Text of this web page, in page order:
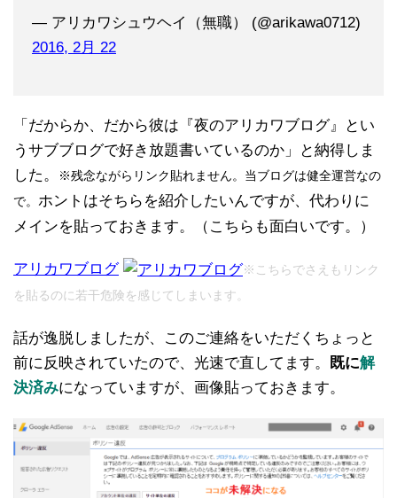
— アリカワシュウヘイ（無職） (@arikawa0712)
2016, 2月 22
「だからか、だから彼は『夜のアリカワブログ』とい
うサブブログで好き放題書いているのか」と納得しま
した。
※残念ながらリンク貼れません。当ブログは健全運営なの
で。 ホントはそちらを紹介したいんですが、代わりに
メインを貼っておきます。（こちらも面白いです。）
アリカワブログ
※こちらでさえもリンク
を貼るのに若干危険を感じてしまいます。
話が逸脱しましたが、このご連絡をいただくちょっと
前に反映されていたので、光速で直してます。 既に解
決済みになっていますが、画像貼っておきます。